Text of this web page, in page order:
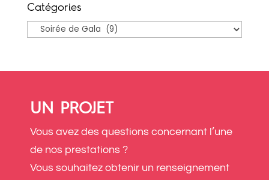
Catégories
Catégories
UN PROJET
Vous avez des questions concernant l’une
de nos prestations ?
Vous souhaitez obtenir un renseignement